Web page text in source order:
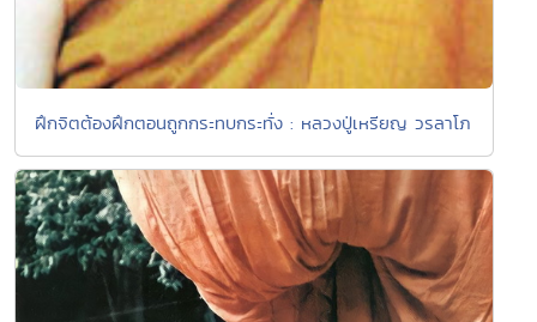
ฝึกจิตต้องฝึกตอนถูกกระทบกระทั่ง : หลวงปู่เหรียญ วรลาโภ